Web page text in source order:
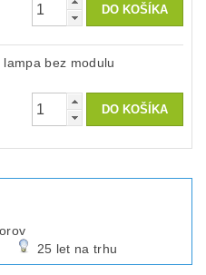
bez modulu
25 let na trhu